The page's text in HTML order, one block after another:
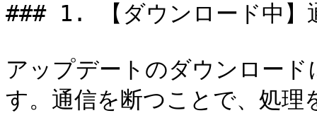
### 1. 【ダウンロード中】
アップデートのダウンロー
す。通信を断つことで、処理